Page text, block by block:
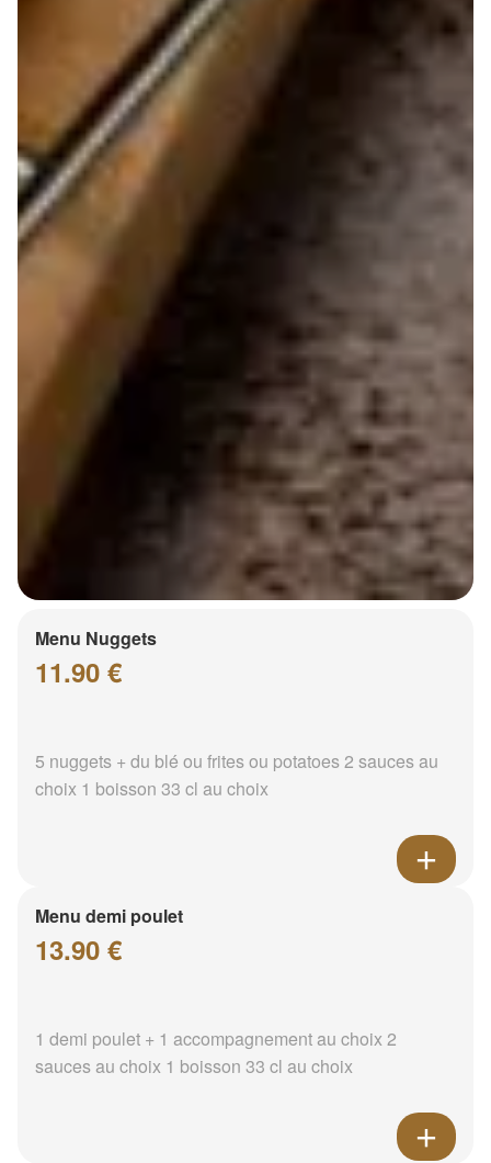
Menu Nuggets
11.90 €
5 nuggets + du blé ou frites ou potatoes 2 sauces au
choix 1 boisson 33 cl au choix
Menu demi poulet
13.90 €
1 demi poulet + 1 accompagnement au choix 2
sauces au choix 1 boisson 33 cl au choix